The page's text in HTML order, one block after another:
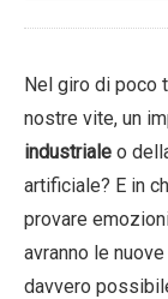
Nel giro di poco
nostre vite, un
industriale o
artificiale? E in
provare
avranno le
davvero